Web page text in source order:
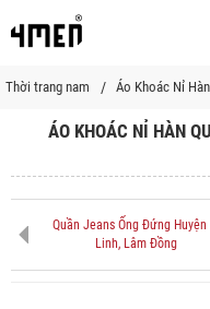
Thời trang nam Áo Khoác Nỉ
ÁO KHOÁC NỈ HÀN
Quần Jeans Ống Đứng Huyện
Linh, Lâm Đồng